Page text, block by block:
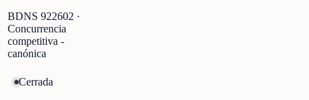
BDNS 922602 ·
Concurrencia
competitiva -
canónica
Cerrada